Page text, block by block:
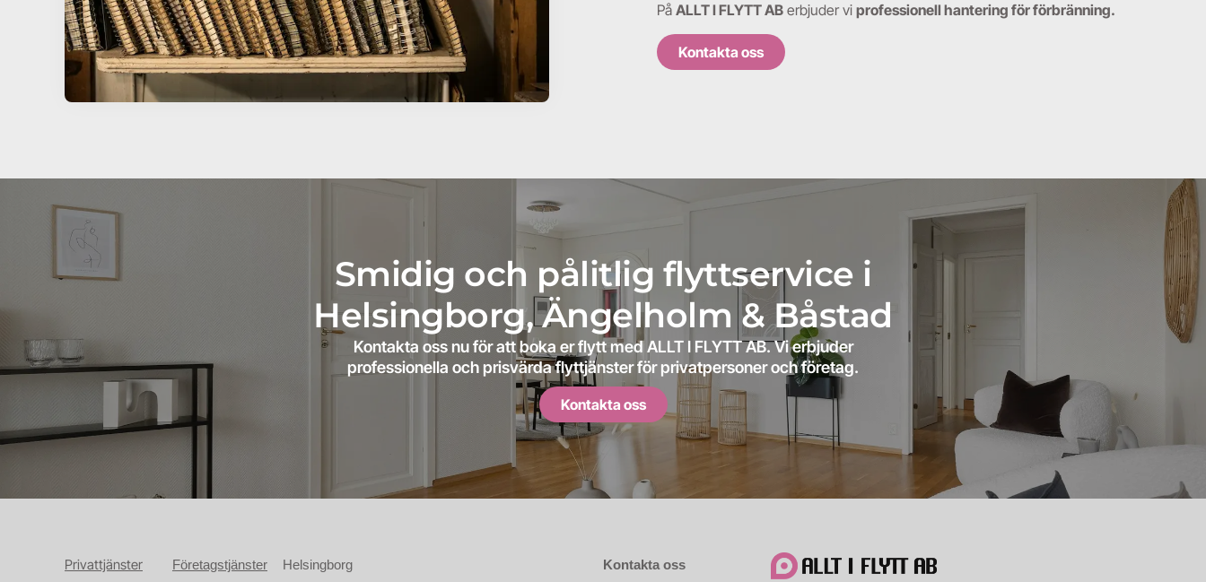
På ALLT I FLYTT AB erbjuder vi professionell hantering för förbränning.
Kontakta oss
Smidig och pålitlig flyttservice i
Helsingborg, Ängelholm & Båstad
Kontakta oss nu för att boka er flytt med ALLT I FLYTT AB. Vi erbjuder
professionella och prisvärda flyttjänster för privatpersoner och företag.
Kontakta oss
Privattjänster Företagstjänster
Helsingborg
Kontakta oss